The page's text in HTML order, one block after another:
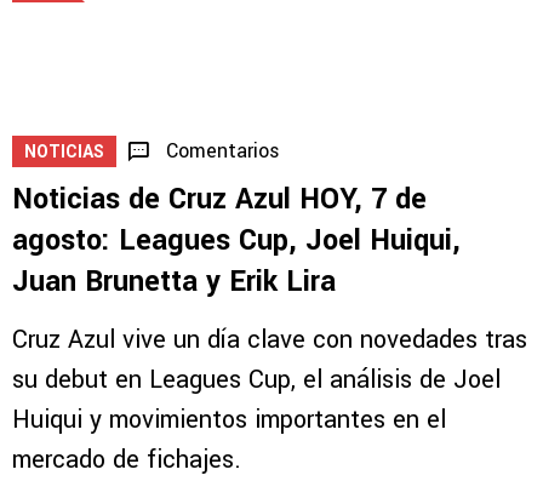
NOTICIAS Comentarios
Noticias de Cruz Azul HOY, 7 de
agosto: Leagues Cup, Joel Huiqui,
Juan Brunetta y Erik Lira
Cruz Azul vive un día clave con novedades tras
su debut en Leagues Cup, el análisis de Joel
Huiqui y movimientos importantes en el
mercado de fichajes.